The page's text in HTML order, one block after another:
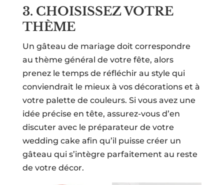
3. CHOISISSEZ VOTRE
THÈME
Un gâteau de mariage doit correspondre
au thème général de votre fête, alors
prenez le temps de réfléchir au style qui
conviendrait le mieux à vos décorations et à
votre palette de couleurs. Si vous avez une
idée précise en tête, assurez-vous d’en
discuter avec le préparateur de votre
wedding cake afin qu’il puisse créer un
gâteau qui s’intègre parfaitement au reste
de votre décor.